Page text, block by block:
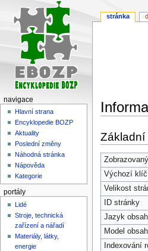
na
navigaci
na
vyhledávání
Základní
Výchozí
Velikost
ID stránky
Jazyk
Model
Indexování
stránka
navigace
Hlavní strana
Encyklopedie BOZP
Aktuality
Poslední změny
Náhodná stránka
Nápověda
Kategorie
portály
Lidé
Stroje, technická
zařízení a nářadí
Materiály, látky,
energie